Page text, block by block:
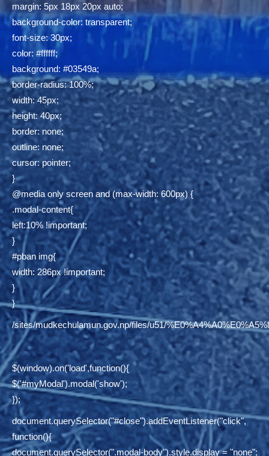
margin: 5px 18px 20px auto;
background-color: transparent;
font-size: 30px;
color: #ffffff;
background: #03549a;
border-radius: 100%;
width: 45px;
height: 40px;
border: none;
outline: none;
cursor: pointer;
}
@media only screen and (max-width: 600px) {
.modal-content{
left:10% !important;
}
#pban img{
width: 286px !important;
}
}
/sites/mudkechulamun.gov.np/files/u51/
$(window).on('load',function(){
$('#myModal').modal('show');
});
document.querySelector("#close").addEventListener("click",
function(){
document.querySelector(".modal-body").style.display = "none";